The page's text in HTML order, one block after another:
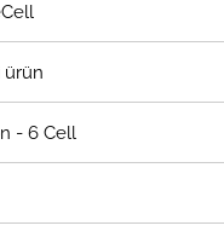
ürün
- 6 Cell